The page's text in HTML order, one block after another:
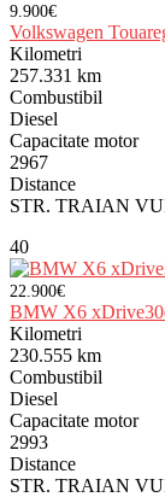
9.900€
Volkswagen
Kilometri
257.331 km
Combustibil
Diesel
Capacitate motor
2967
Distance
STR. TRAIAN
40
22.900€
BMW X6
Kilometri
230.555 km
Combustibil
Diesel
Capacitate motor
2993
Distance
STR. TRAIAN